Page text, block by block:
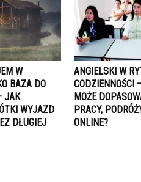
W
BAZA DO
JAK
WYJAZD
DŁUGIEJ
ANGIELSKI W
CODZIENNOŚCI
MOŻE
PRACY,
ONLINE?